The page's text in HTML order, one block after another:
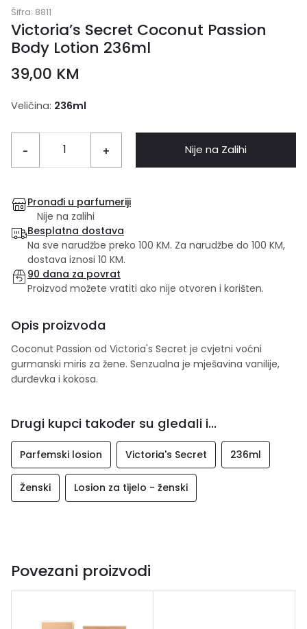
Šifra: 8811
Victoria’s Secret Coconut Passion
Body Lotion 236ml
39,00 KM
Veličina: 236ml
- + Nije na Zalihi
Pronađi u parfumeriji
Nije na zalihi
Besplatna dostava
Na sve narudžbe preko 100 KM. Za narudžbe do 100 KM,
dostava iznosi 10 KM.
90 dana za povrat
Proizvod možete vratiti ako nije otvoren i korišten.
Opis proizvoda
Coconut Passion od Victoria's Secret je cvjetni voćni
gurmanski miris za žene. Senzualna je mješavina vanilije,
đurđevka i kokosa.
Drugi kupci također su gledali i...
Parfemski losion Victoria's Secret 236ml
Ženski Losion za tijelo - ženski
Povezani proizvodi